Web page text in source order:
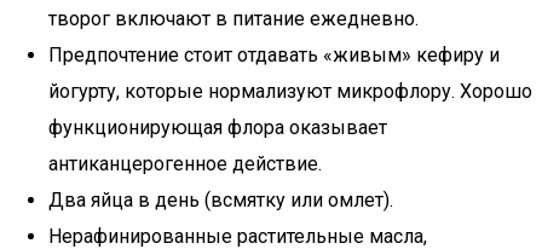
творог включают в питание ежедневно.
Предпочтение стоит отдавать «живым» кефиру и
йогурту, которые нормализуют микрофлору. Хорошо
функционирующая флора оказывает
антиканцерогенное действие.
Два яйца в день (всмятку или омлет).
Нерафинированные растительные масла,